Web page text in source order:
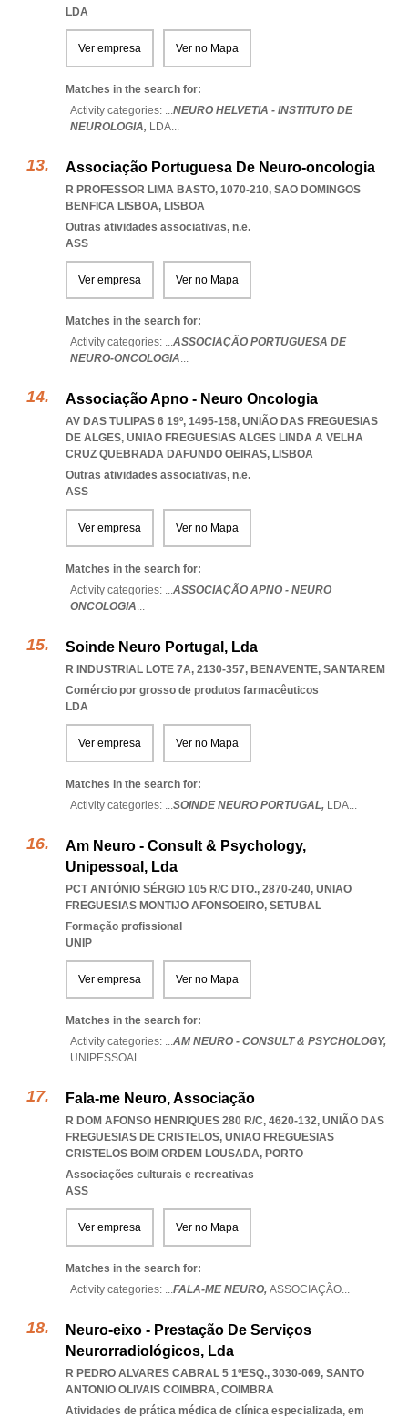
LDA
Ver empresa Ver no Mapa
Matches in the search for:
Activity categories: ...NEURO HELVETIA - INSTITUTO DE
NEUROLOGIA, LDA...
Associação Portuguesa De Neuro-oncologia
R PROFESSOR LIMA BASTO, 1070-210, SAO DOMINGOS
BENFICA LISBOA, LISBOA
Outras atividades associativas, n.e.
ASS
Ver empresa Ver no Mapa
Matches in the search for:
Activity categories: ...ASSOCIAÇÃO PORTUGUESA DE
NEURO-ONCOLOGIA...
Associação Apno - Neuro Oncologia
AV DAS TULIPAS 6 19º, 1495-158, UNIÃO DAS FREGUESIAS
DE ALGES, UNIAO FREGUESIAS ALGES LINDA A VELHA
CRUZ QUEBRADA DAFUNDO OEIRAS, LISBOA
Outras atividades associativas, n.e.
ASS
Ver empresa Ver no Mapa
Matches in the search for:
Activity categories: ...ASSOCIAÇÃO APNO - NEURO
ONCOLOGIA...
Soinde Neuro Portugal, Lda
R INDUSTRIAL LOTE 7A, 2130-357, BENAVENTE, SANTAREM
Comércio por grosso de produtos farmacêuticos
LDA
Ver empresa Ver no Mapa
Matches in the search for:
Activity categories: ...SOINDE NEURO PORTUGAL, LDA...
Am Neuro - Consult & Psychology,
Unipessoal, Lda
PCT ANTÓNIO SÉRGIO 105 R/C DTO., 2870-240, UNIAO
FREGUESIAS MONTIJO AFONSOEIRO, SETUBAL
Formação profissional
UNIP
Ver empresa Ver no Mapa
Matches in the search for:
Activity categories: ...AM NEURO - CONSULT & PSYCHOLOGY,
UNIPESSOAL...
Fala-me Neuro, Associação
R DOM AFONSO HENRIQUES 280 R/C, 4620-132, UNIÃO DAS
FREGUESIAS DE CRISTELOS, UNIAO FREGUESIAS
CRISTELOS BOIM ORDEM LOUSADA, PORTO
Associações culturais e recreativas
ASS
Ver empresa Ver no Mapa
Matches in the search for:
Activity categories: ...FALA-ME NEURO, ASSOCIAÇÃO...
Neuro-eixo - Prestação De Serviços
Neurorradiológicos, Lda
R PEDRO ALVARES CABRAL 5 1ºESQ., 3030-069, SANTO
ANTONIO OLIVAIS COIMBRA, COIMBRA
Atividades de prática médica de clínica especializada, em